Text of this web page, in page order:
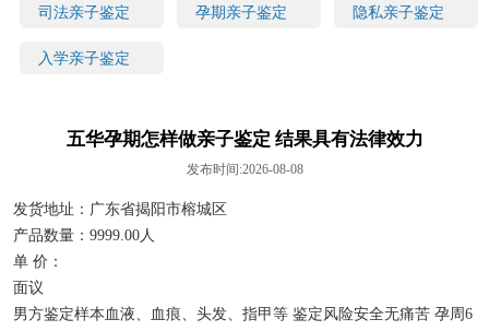
司法亲子鉴定 孕期亲子鉴定 隐私亲子鉴定
入学亲子鉴定
五华孕期怎样做亲子鉴定 结果具有法律效力
发布时间:2026-08-08
发货地址：广东省揭阳市榕城区
产品数量：9999.00人
单 价：
面议
男方鉴定样本血液、血痕、头发、指甲等 鉴定风险安全无痛苦 孕周6
无创胎儿亲子鉴定 司法亲子鉴定
孕期亲子鉴定